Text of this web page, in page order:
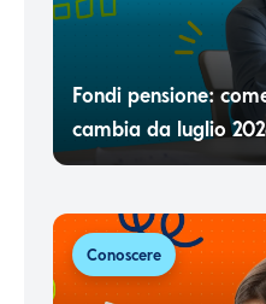
Fondi pensione:
cambia da luglio
Conoscere